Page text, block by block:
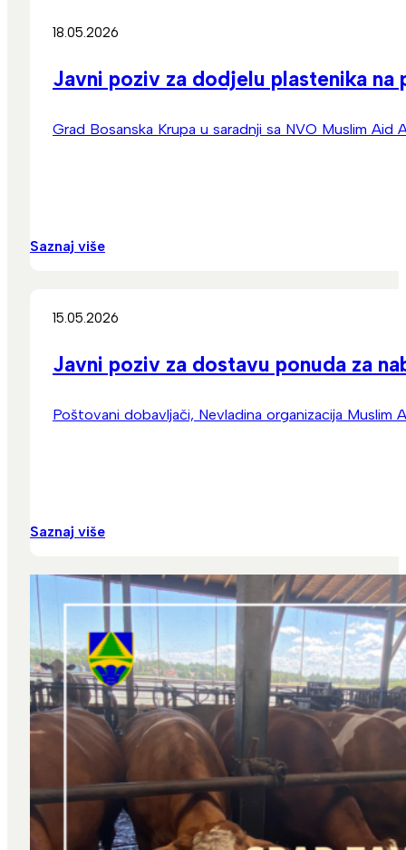
18.05.2026
Javni poziv za dodjelu plastenika
Grad Bosanska Krupa u saradnji sa NVO Muslim
Saznaj više
15.05.2026
Javni poziv za dostavu ponuda za
Poštovani dobavljači, Nevladina organizacija
Saznaj više